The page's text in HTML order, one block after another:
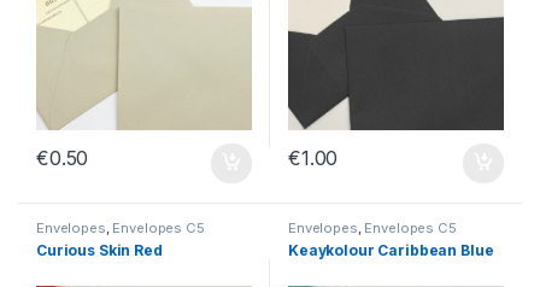
€0.50 €1.00
Envelopes, Envelopes C5
Curious Skin Red
Envelopes, Envelopes C5
Keaykolour Caribbean Blue